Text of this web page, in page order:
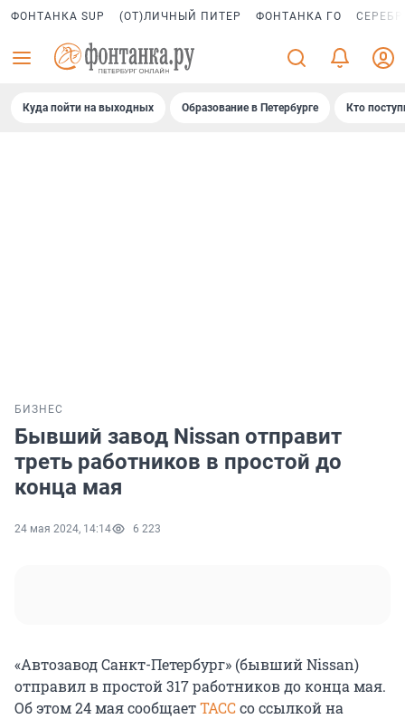
ФОНТАНКА SUP (ОТ)ЛИЧНЫЙ ПИТЕР ФОНТАНКА ГО
Куда пойти на выходных Образование в Петербурге Кто
БИЗНЕС
Бывший завод Nissan отправит
треть работников в простой до
конца мая
24 мая 2024, 14:14 6 223
«Автозавод Санкт-Петербург» (бывший Nissan)
отправил в простой 317 работников до конца мая.
Об этом 24 мая сообщаетТАССсо ссылкой на